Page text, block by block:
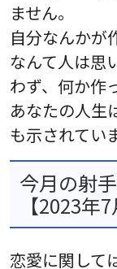
ません。
自分なんかが
なんて人は思
わず、何か作
あなたの人生
も示されてい
今月の射
【2023年7
恋愛に関して